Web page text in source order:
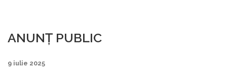
ANUNȚ PUBLIC
9 iulie 2025